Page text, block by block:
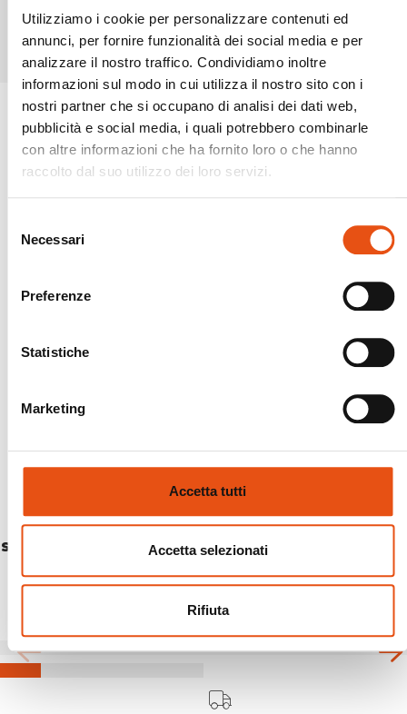
Utilizziamo i cookie per personalizzare contenuti ed
annunci, per fornire funzionalità dei social media e per
analizzare il nostro traffico. Condividiamo inoltre
informazioni sul modo in cui utilizza il nostro sito con i
nostri partner che si occupano di analisi dei dati web,
pubblicità e social media, i quali potrebbero combinarle
con altre informazioni che ha fornito loro o che hanno
raccolto dal suo utilizzo dei loro servizi.
delNecessari
Preferenze
Statistiche
Marketing
Accetta tutti
Accetta selezionati
Rifiuta
Prodotti simili
SLING 1